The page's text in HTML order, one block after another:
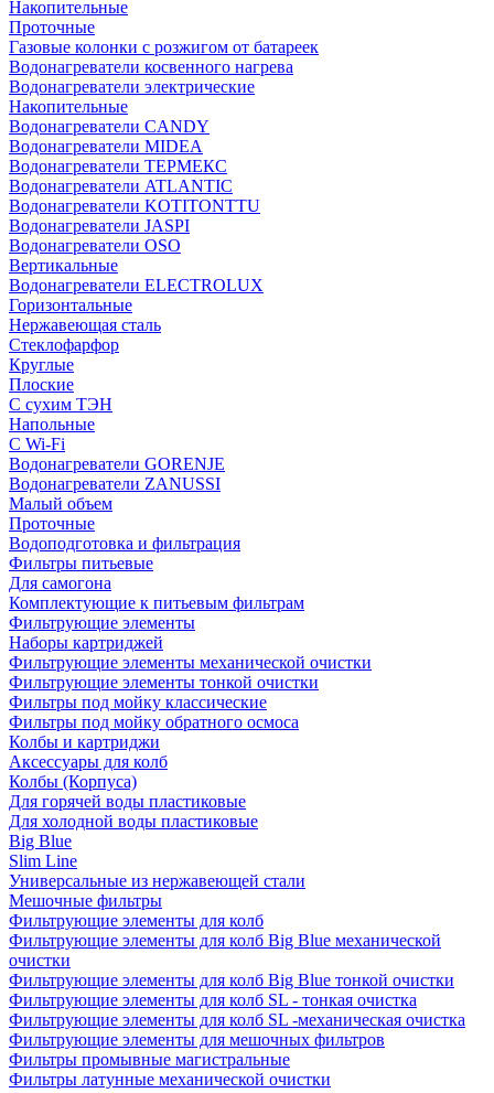
Накопительные
Проточные
Газовые колонки с розжигом от батареек
Водонагреватели косвенного нагрева
Водонагреватели электрические
Накопительные
Водонагреватели CANDY
Водонагреватели MIDEA
Водонагреватели ТЕРМЕКС
Водонагреватели ATLANTIC
Водонагреватели KOTITONTTU
Водонагреватели JASPI
Водонагреватели OSO
Вертикальные
Водонагреватели ELECTROLUX
Горизонтальные
Нержавеющая сталь
Стеклофарфор
Круглые
Плоские
С сухим ТЭН
Напольные
С Wi-Fi
Водонагреватели GORENJE
Водонагреватели ZANUSSI
Малый объем
Проточные
Водоподготовка и фильтрация
Фильтры питьевые
Для самогона
Комплектующие к питьевым фильтрам
Фильтрующие элементы
Наборы картриджей
Фильтрующие элементы механической очистки
Фильтрующие элементы тонкой очистки
Фильтры под мойку классические
Фильтры под мойку обратного осмоса
Колбы и картриджи
Аксессуары для колб
Колбы (Корпуса)
Для горячей воды пластиковые
Для холодной воды пластиковые
Big Blue
Slim Line
Универсальные из нержавеющей стали
Мешочные фильтры
Фильтрующие элементы для колб
Фильтрующие элементы для колб Big Blue механической
очистки
Фильтрующие элементы для колб Big Blue тонкой очистки
Фильтрующие элементы для колб SL - тонкая очистка
Фильтрующие элементы для колб SL -механическая очистка
Фильтрующие элементы для мешочных фильтров
Фильтры промывные магистральные
Фильтры латунные механической очистки